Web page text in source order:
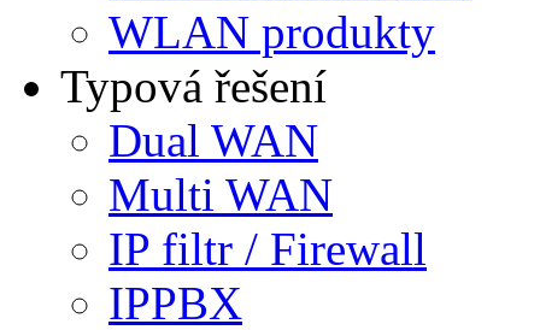
WLAN produkty
Typová řešení
Dual WAN
Multi WAN
IP filtr / Firewall
IPPBX